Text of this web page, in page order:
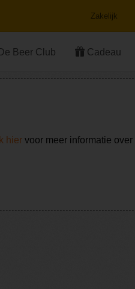
Zakelijk
De Beer Club Cadeau
hier voor meer informatie